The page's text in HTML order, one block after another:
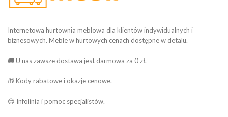
Internetowa hurtownia meblowa dla klientów indywidualnych i
biznesowych. Meble w hurtowych cenach dostępne w detalu.
🚚 U nas zawsze dostawa jest darmowa za 0 zł.
🎁 Kody rabatowe i okazje cenowe.
😊 Infolinia i pomoc specjalistów.